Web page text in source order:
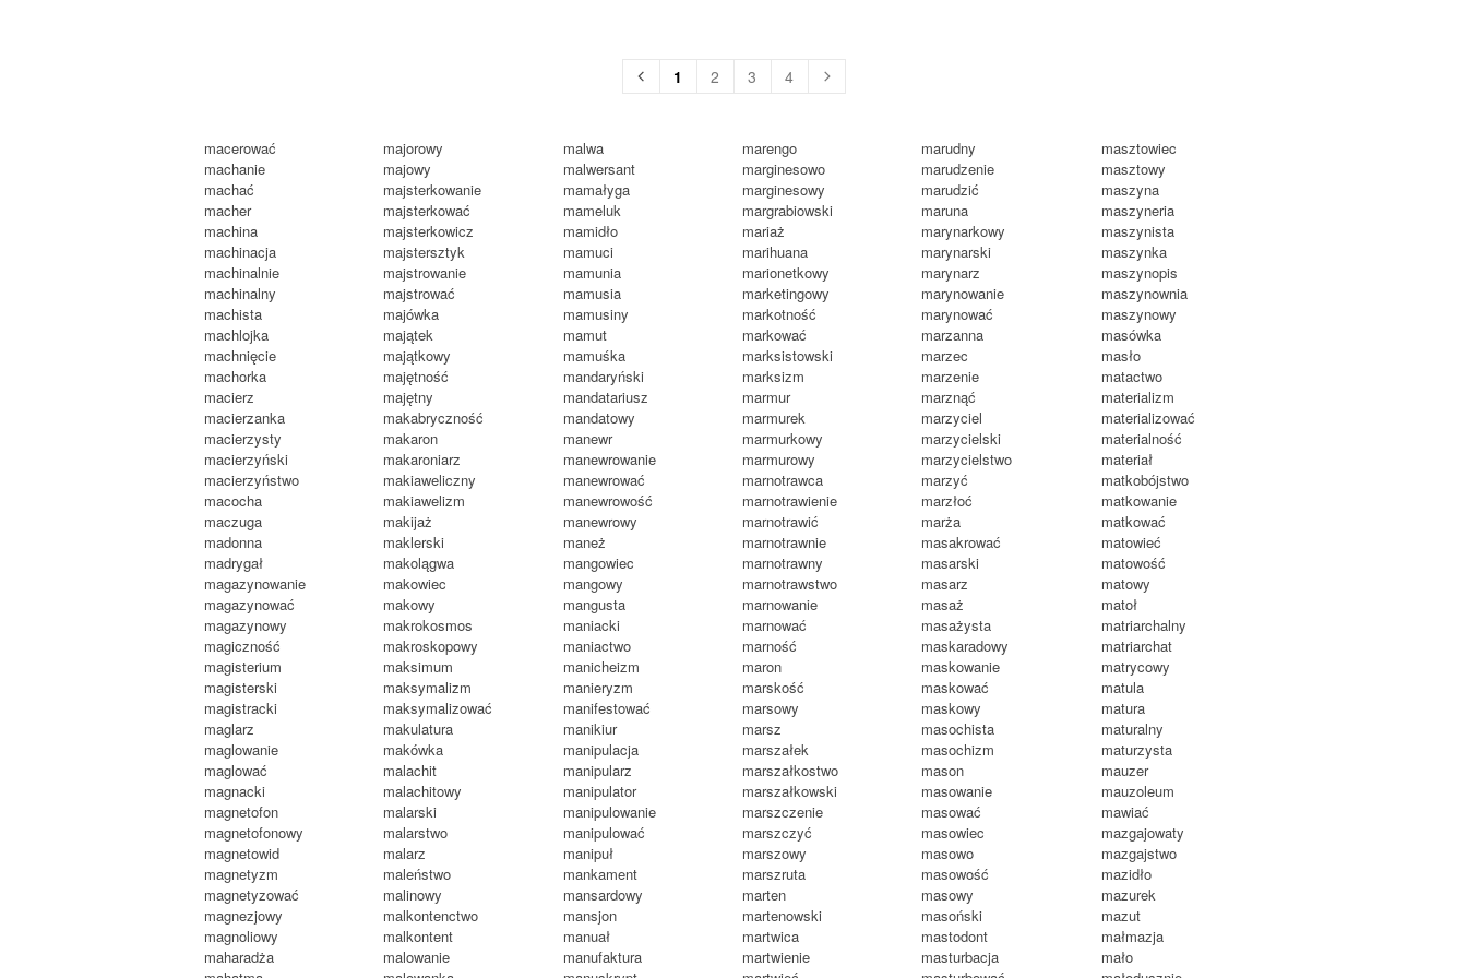
1 2 3 4
macerować
machanie
machać
macher
machina
machinacja
machinalnie
machinalny
machista
machlojka
machnięcie
machorka
macierz
macierzanka
macierzysty
macierzyński
macierzyństwo
macocha
maczuga
madonna
madrygał
magazynowanie
magazynować
magazynowy
magiczność
magisterium
magisterski
magistracki
maglarz
maglowanie
maglować
magnacki
magnetofon
magnetofonowy
magnetowid
magnetyzm
magnetyzować
magnezjowy
magnoliowy
maharadża
majorowy
majowy
majsterkowanie
majsterkować
majsterkowicz
majstersztyk
majstrowanie
majstrować
majówka
majątek
majątkowy
majętność
majętny
makabryczność
makaron
makaroniarz
makiaweliczny
makiawelizm
makijaż
maklerski
makolągwa
makowiec
makowy
makrokosmos
makroskopowy
maksimum
maksymalizm
maksymalizować
makulatura
makówka
malachit
malachitowy
malarski
malarstwo
malarz
maleństwo
malinowy
malkontenctwo
malkontent
malowanie
malwa
malwersant
mamałyga
mameluk
mamidło
mamuci
mamunia
mamusia
mamusiny
mamut
mamuśka
mandaryński
mandatariusz
mandatowy
manewr
manewrowanie
manewrować
manewrowość
manewrowy
maneż
mangowiec
mangowy
mangusta
maniacki
maniactwo
manicheizm
manieryzm
manifestować
manikiur
manipulacja
manipularz
manipulator
manipulowanie
manipulować
manipuł
mankament
mansardowy
mansjon
manuał
manufaktura
marengo
marginesowo
marginesowy
margrabiowski
mariaż
marihuana
marionetkowy
marketingowy
markotność
markować
marksistowski
marksizm
marmur
marmurek
marmurkowy
marmurowy
marnotrawca
marnotrawienie
marnotrawić
marnotrawnie
marnotrawny
marnotrawstwo
marnowanie
marnować
marność
maron
marskość
marsowy
marsz
marszałek
marszałkostwo
marszałkowski
marszczenie
marszczyć
marszowy
marszruta
marten
martenowski
martwica
martwienie
marudny
marudzenie
marudzić
maruna
marynarkowy
marynarski
marynarz
marynowanie
marynować
marzanna
marzec
marzenie
marznąć
marzyciel
marzycielski
marzycielstwo
marzyć
marzłoć
marża
masakrować
masarski
masarz
masaż
masażysta
maskaradowy
maskowanie
maskować
maskowy
masochista
masochizm
mason
masowanie
masować
masowiec
masowo
masowość
masowy
masoński
mastodont
masturbacja
masztowiec
masztowy
maszyna
maszyneria
maszynista
maszynka
maszynopis
maszynownia
maszynowy
masówka
masło
matactwo
materializm
materializować
materialność
materiał
matkobójstwo
matkowanie
matkować
matowieć
matowość
matowy
matoł
matriarchalny
matriarchat
matrycowy
matula
matura
maturalny
maturzysta
mauzer
mauzoleum
mawiać
mazgajowaty
mazgajstwo
mazidło
mazurek
mazut
małmazja
mało